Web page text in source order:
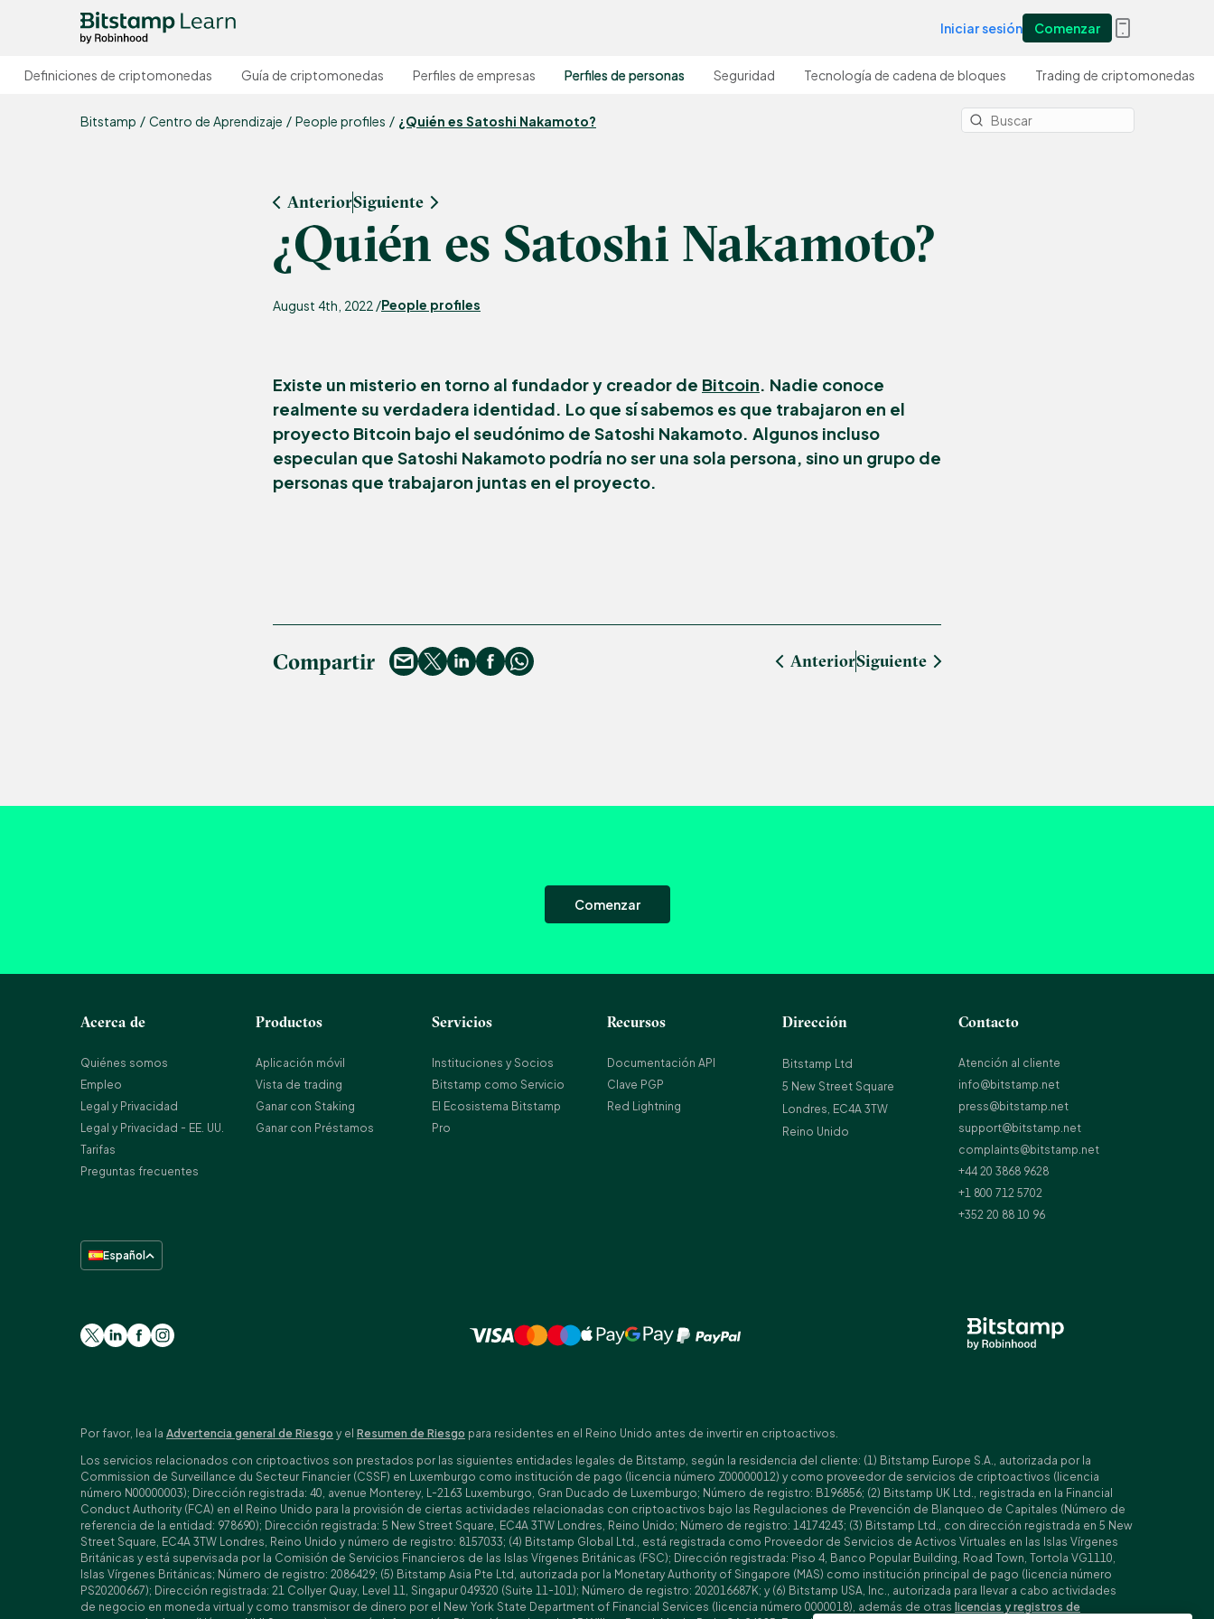
Iniciar sesión Comenzar
Definiciones de criptomonedas Guía de criptomonedas Perfiles de empresas Perfiles de personas Seguridad Tecnología de cadena de bloques Trading de criptomonedas
Bitstamp Centro de Aprendizaje People profiles ¿Quién es Satoshi Nakamoto?
AnteriorSiguiente
¿Quién es Satoshi Nakamoto?
August 4th, 2022 /People profiles
Existe un misterio en torno al fundador y creador de Bitcoin. Nadie conoce
realmente su verdadera identidad. Lo que sí sabemos es que trabajaron en el
proyecto Bitcoin bajo el seudónimo de Satoshi Nakamoto. Algunos incluso
especulan que Satoshi Nakamoto podría no ser una sola persona, sino un grupo de
personas que trabajaron juntas en el proyecto.
Compartir AnteriorSiguiente
Comenzar
Acerca de
Quiénes somos
Empleo
Legal y Privacidad
Legal y Privacidad - EE. UU.
Tarifas
Preguntas frecuentes
Productos
Aplicación móvil
Vista de trading
Ganar con Staking
Ganar con Préstamos
Servicios
Instituciones y Socios
Bitstamp como Servicio
El Ecosistema Bitstamp
Pro
Recursos
Documentación API
Clave PGP
Red Lightning
Dirección
Bitstamp Ltd
5 New Street Square
Londres, EC4A 3TW
Reino Unido
Contacto
Atención al cliente
info@bitstamp.net
press@bitstamp.net
support@bitstamp.net
complaints@bitstamp.net
+44 20 3868 9628
+1 800 712 5702
+352 20 88 10 96
Español
Por favor, lea la Advertencia general de Riesgo y el Resumen de Riesgo para residentes en el Reino Unido antes de invertir en criptoactivos.
Los servicios relacionados con criptoactivos son prestados por las siguientes entidades legales de Bitstamp, según la residencia del cliente: (1) Bitstamp Europe S.A., autorizada por la
Commission de Surveillance du Secteur Financier (CSSF) en Luxemburgo como institución de pago (licencia número Z00000012) y como proveedor de servicios de criptoactivos (licencia
número N00000003); Dirección registrada: 40, avenue Monterey, L-2163 Luxemburgo, Gran Ducado de Luxemburgo; Número de registro: B196856; (2) Bitstamp UK Ltd., registrada en la Financial
Conduct Authority (FCA) en el Reino Unido para la provisión de ciertas actividades relacionadas con criptoactivos bajo las Regulaciones de Prevención de Blanqueo de Capitales (Número de
referencia de la entidad: 978690); Dirección registrada: 5 New Street Square, EC4A 3TW Londres, Reino Unido; Número de registro: 14174243; (3) Bitstamp Ltd., con dirección registrada en 5 New
Street Square, EC4A 3TW Londres, Reino Unido y número de registro: 8157033; (4) Bitstamp Global Ltd., está registrada como Proveedor de Servicios de Activos Virtuales en las Islas Vírgenes
Británicas y está supervisada por la Comisión de Servicios Financieros de las Islas Vírgenes Británicas (FSC); Dirección registrada: Piso 4, Banco Popular Building, Road Town, Tortola VG1110,
Islas Vírgenes Británicas; Número de registro: 2086429; (5) Bitstamp Asia Pte Ltd, autorizada por la Monetary Authority of Singapore (MAS) como institución principal de pago (licencia número
PS20200667); Dirección registrada: 21 Collyer Quay, Level 11, Singapur 049320 (Suite 11-101); Número de registro: 202016687K; y (6) Bitstamp USA, Inc., autorizada para llevar a cabo actividades
de negocio en moneda virtual y como transmisor de dinero por el New York State Department of Financial Services (licencia número 0000018), además de otras licencias y registros de